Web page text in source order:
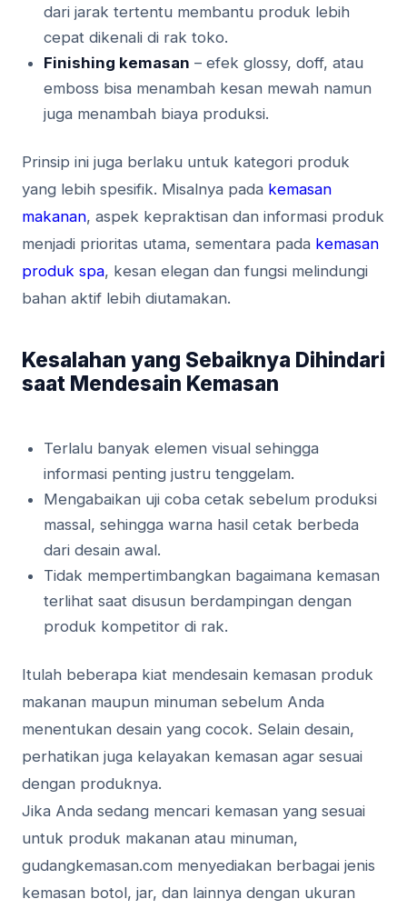
dari jarak tertentu membantu produk lebih
cepat dikenali di rak toko.
Finishing kemasan – efek glossy, doff, atau
emboss bisa menambah kesan mewah namun
juga menambah biaya produksi.
Prinsip ini juga berlaku untuk kategori produk
yang lebih spesifik. Misalnya pada kemasan
makanan, aspek kepraktisan dan informasi produk
menjadi prioritas utama, sementara pada kemasan
produk spa, kesan elegan dan fungsi melindungi
bahan aktif lebih diutamakan.
Kesalahan yang Sebaiknya Dihindari
saat Mendesain Kemasan
Terlalu banyak elemen visual sehingga
informasi penting justru tenggelam.
Mengabaikan uji coba cetak sebelum produksi
massal, sehingga warna hasil cetak berbeda
dari desain awal.
Tidak mempertimbangkan bagaimana kemasan
terlihat saat disusun berdampingan dengan
produk kompetitor di rak.
Itulah beberapa kiat mendesain kemasan produk
makanan maupun minuman sebelum Anda
menentukan desain yang cocok. Selain desain,
perhatikan juga kelayakan kemasan agar sesuai
dengan produknya.
Jika Anda sedang mencari kemasan yang sesuai
untuk produk makanan atau minuman,
gudangkemasan.com menyediakan berbagai jenis
kemasan botol, jar, dan lainnya dengan ukuran